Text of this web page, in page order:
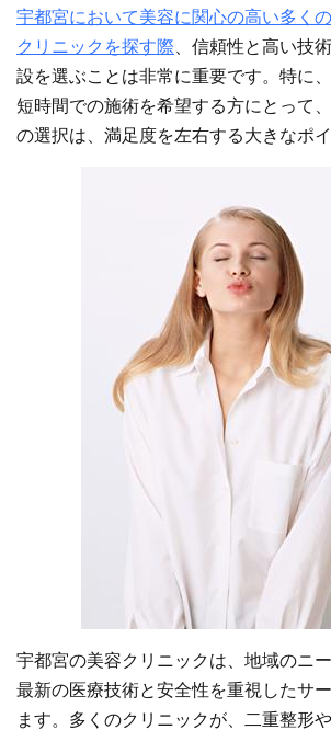
宇都宮において美容に関心の高い多く
クリニックを探す際 、信頼性と高い技
設を選ぶことは非常に重要です。特に
短時間での施術を希望する方にとって
の選択は、満足度を左右する大きなポ
宇都宮の美容クリニックは、地域のニ
最新の医療技術と安全性を重視したサ
ます。多くのクリニックが、二重整形